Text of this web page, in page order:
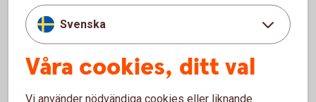
Bostad ochboende
Svenska
Våra cookies, ditt val
Vi använder nödvändiga cookies eller liknande